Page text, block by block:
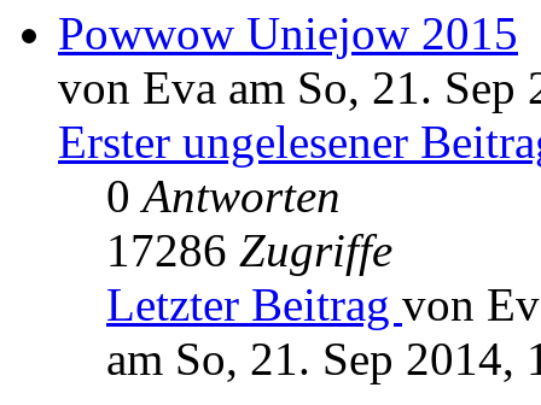
Powwow Uniejow 2015
von Eva am So, 21. Sep
Erster ungelesener
0Antworten
17286 Zugriffe
Letzter Beitrag von
am So, 21. Sep 2014,